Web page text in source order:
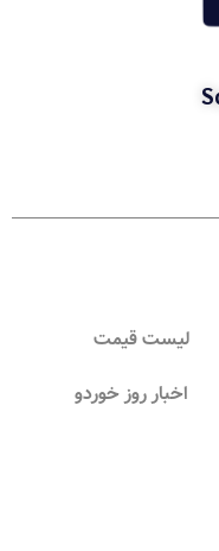
لیست قیمت
اخبار روز خوردو